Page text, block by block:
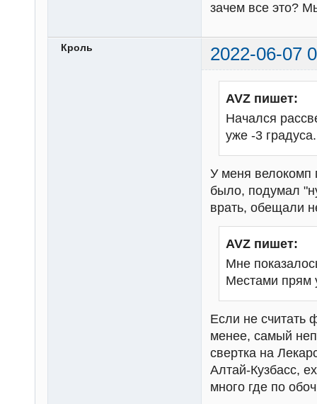
зачем все это?
Кроль 2022-06-07
AVZ пишет:
Начался
уже -3 градуса.
У меня велокомп
было, подумал
врать, обещали
AVZ пишет:
Мне
Местами прям
Если не считать
менее, самый
свертка на
Алтай-Кузбасс,
много где по